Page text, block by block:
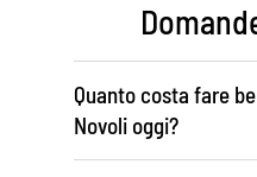
Quanto costa fare
Novoli oggi?